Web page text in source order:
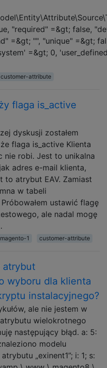
"required" =&gt; false,
=&gt; "", "unique" =&gt;
=&gt; 0,
customer-attribute
flaga is_active
dyskusji zostałem
flaga is_active Klienta
nie robi. Jest to unikalna
adres e-mail klienta,
to atrybut EAV. Zamiast
w tabeli
ustawić flagę
ale nadal mogę
magento-1 customer-attribute
atrybut
wyboru dla klienta
instalacyjnego?
ale nie jestem w
wielokrotnego
następujący błąd. a: 5:
modelu
„exinent1”; i: 1; s: